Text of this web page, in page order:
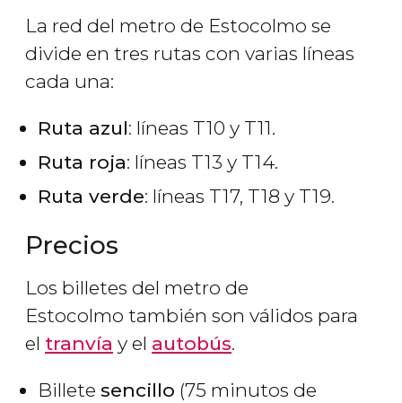
La red del metro de Estocolmo se
divide en tres rutas con varias líneas
cada una:
Ruta azul: líneas T10 y T11.
Ruta roja: líneas T13 y T14.
Ruta verde: líneas T17, T18 y T19.
Precios
Los billetes del metro de
Estocolmo también son válidos para
el tranvía y el autobús.
Billete sencillo (75 minutos de